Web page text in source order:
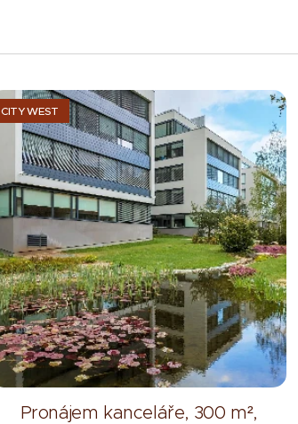
Pronájem kanceláře, 300 m²,
CITY WEST